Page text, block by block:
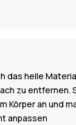
das helle
zu entfernen.
Körper an und
anpassen